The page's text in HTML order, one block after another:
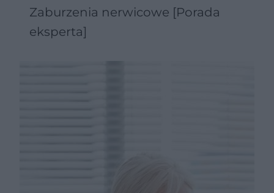
Zaburzenia nerwicowe [Porada
eksperta]